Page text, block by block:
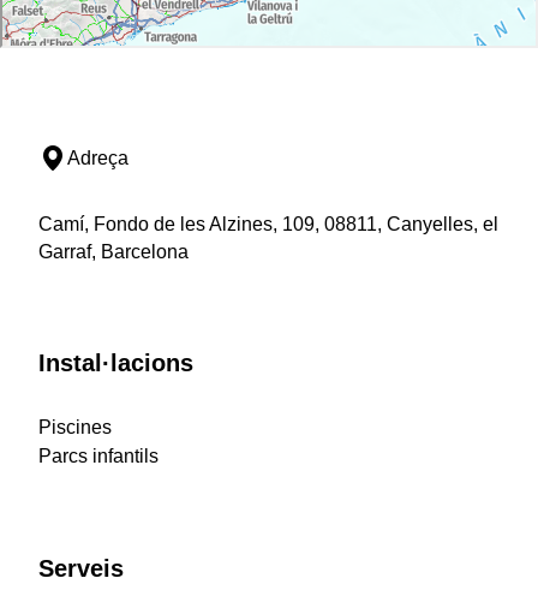
Adreça
Camí, Fondo de les Alzines, 109, 08811, Canyelles, el
Garraf, Barcelona
Instal·lacions
Piscines
Parcs infantils
Serveis